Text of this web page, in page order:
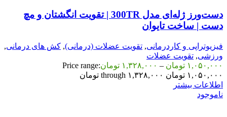
دست‌ورز ژله‌ای مدل 300TR | تقویت انگشتان و مچ
دست | ساخت تایوان
فیزیوتراپی و کاردرمانی, تقویت عضلات (درمانی), کش های درمانی,
ورزشی, تقویت عضلات
۱,۰۵۰,۰۰۰ تومان – ۱,۳۲۸,۰۰۰ تومانPrice range:
۱,۰۵۰,۰۰۰ تومان through ۱,۳۲۸,۰۰۰ تومان
اطلاعات بیشتر
ناموجود